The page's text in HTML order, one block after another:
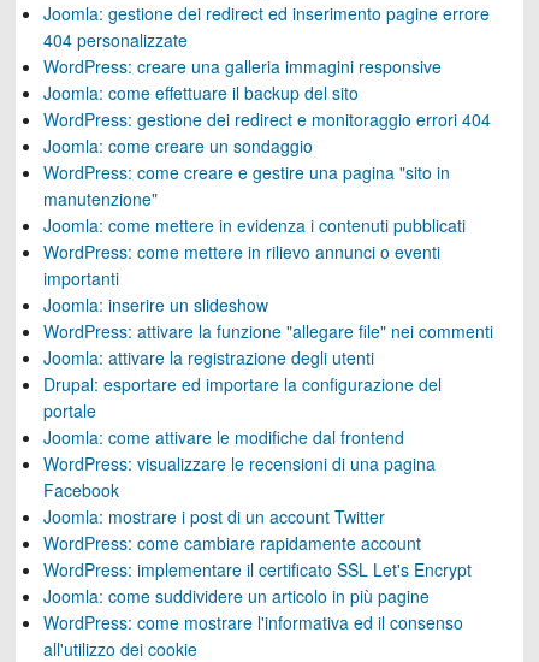
Joomla: gestione dei redirect ed inserimento pagine errore
404 personalizzate
WordPress: creare una galleria immagini responsive
Joomla: come effettuare il backup del sito
WordPress: gestione dei redirect e monitoraggio errori 404
Joomla: come creare un sondaggio
WordPress: come creare e gestire una pagina "sito in
manutenzione"
Joomla: come mettere in evidenza i contenuti pubblicati
WordPress: come mettere in rilievo annunci o eventi
importanti
Joomla: inserire un slideshow
WordPress: attivare la funzione "allegare file" nei commenti
Joomla: attivare la registrazione degli utenti
Drupal: esportare ed importare la configurazione del
portale
Joomla: come attivare le modifiche dal frontend
WordPress: visualizzare le recensioni di una pagina
Facebook
Joomla: mostrare i post di un account Twitter
WordPress: come cambiare rapidamente account
WordPress: implementare il certificato SSL Let's Encrypt
Joomla: come suddividere un articolo in più pagine
WordPress: come mostrare l'informativa ed il consenso
all'utilizzo dei cookie